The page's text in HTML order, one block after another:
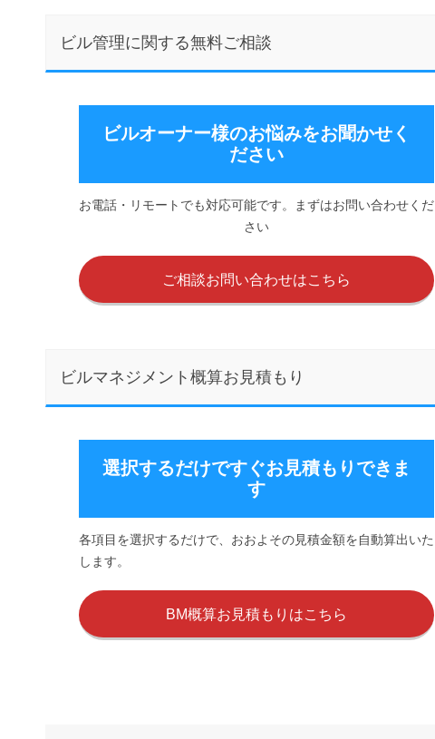
ビル管理に関する無料ご相談
ビルオーナー様のお悩みをお聞かせく
ださい
お電話・リモートでも対応可能です。まずはお問い合わせくだ
さい
ご相談お問い合わせはこちら
ビルマネジメント概算お見積もり
選択するだけですぐお見積もりできま
す
各項目を選択するだけで、おおよその見積金額を自動算出いた
します。
BM概算お見積もりはこちら